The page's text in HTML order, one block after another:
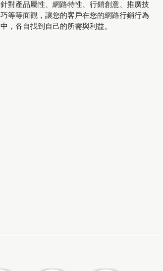
針對產品屬性、網路特性、行銷創意、推廣技
巧等等面觀，讓您的客戶在您的網路行銷行為
中，各自找到自己的所需與利益。